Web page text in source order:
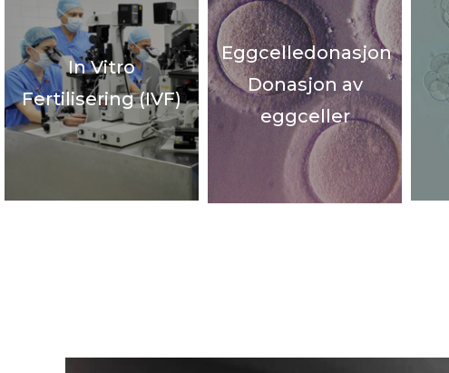
In Vitro
Fertilisering (IVF)
Eggcelledonasjon
Donasjon av
eggceller